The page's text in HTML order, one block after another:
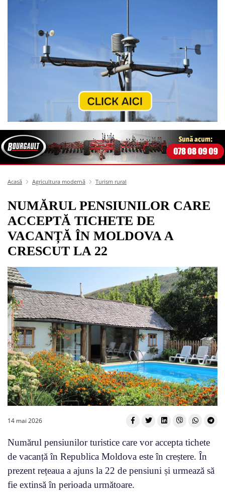
Acasă Agricultura modernă Turism rural
NUMĂRUL PENSIUNILOR CARE
ACCEPTĂ TICHETE DE
VACANȚĂ ÎN MOLDOVA A
CRESCUT LA 22
14 mai 2026
Numărul pensiunilor turistice care vor accepta tichete
de vacanță în Republica Moldova este în creștere. În
prezent rețeaua a ajuns la 22 de pensiuni și urmează să
fie extinsă în perioada următoare.